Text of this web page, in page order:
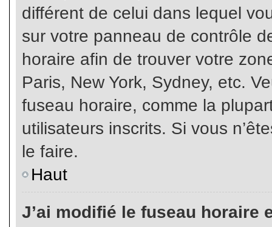
différent de celui dans lequel
sur votre panneau de contrôle
horaire afin de trouver votre
Paris, New York, Sydney, etc.
fuseau horaire, comme la
utilisateurs inscrits. Si vous
le faire.
Haut
J’ai modifié le fuseau horaire